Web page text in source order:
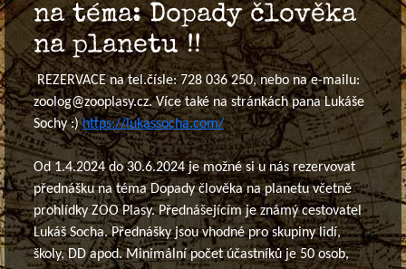
na téma: Dopady člověka
na planetu !!
REZERVACE na tel.čísle: 728 036 250, nebo na e-mailu:
zoolog@zooplasy.cz. Více také na stránkách pana Lukáše
Sochy :)https://lukassocha.com/
Od 1.4.2024 do 30.6.2024 je možné si u nás rezervovat
přednášku na téma Dopady člověka na planetu včetně
prohlídky ZOO Plasy. Přednášejícím je známý cestovatel
Lukáš Socha. Přednášky jsou vhodné pro skupiny lidí,
školy, DD apod. Minimální počet účastníků je 50 osob,